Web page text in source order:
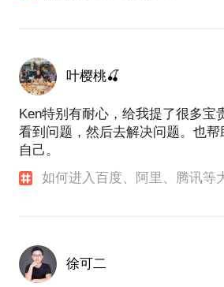
叶樱桃🍒
Ken特别有耐心，给我提了很多宝
看到问题，然后去解决问题。也
自己。
如何进入百度、阿里、腾讯等
徐可二